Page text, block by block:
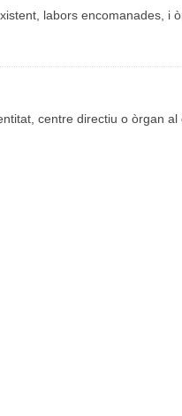
labors encomanades, i
centre directiu o òrgan